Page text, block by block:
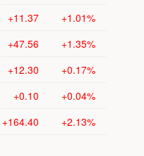
+11.37 +1.01%
+47.56 +1.35%
+12.30 +0.17%
+0.10 +0.04%
+164.40 +2.13%